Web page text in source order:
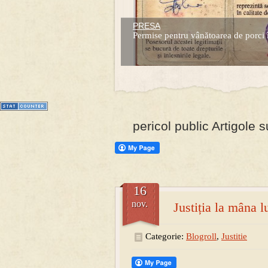
PRESA
Permise pentru vânătoarea de
Prima mea carte publicata (Nemira)
Averea Presedintelui: prima lucrare
pericol public Artigole
Justiția la mâna
16
nov.
Categorie: Blogroll, Justitie